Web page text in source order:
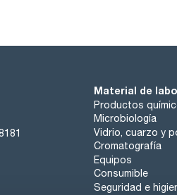
Material de
Productos
Microbiología
Vidrio, cuarzo y
Cromatografía
Equipos
Consumible
Seguridad e